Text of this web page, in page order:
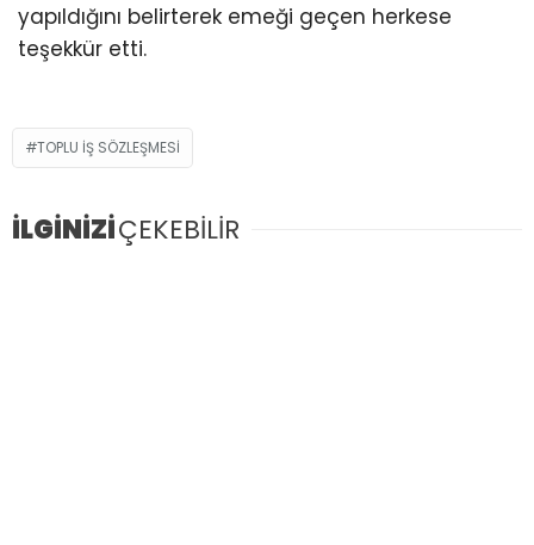
yapıldığını belirterek emeği geçen herkese
teşekkür etti.
TOPLU IŞ SÖZLEŞMESI
İLGİNİZİÇEKEBİLİR